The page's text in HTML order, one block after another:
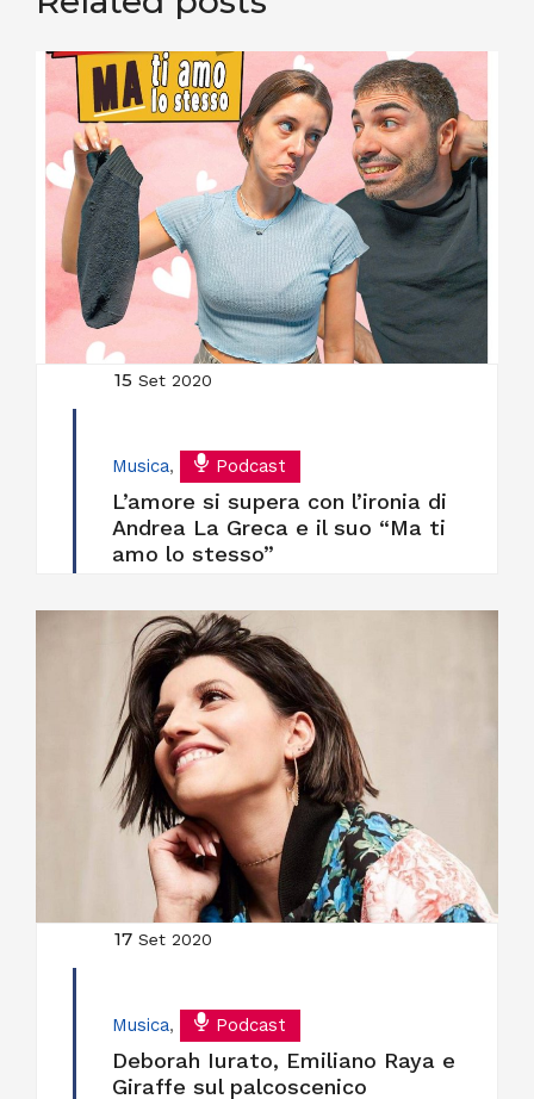
15 Set 2020
Musica, Podcast
L’amore si supera con l’ironia di
Andrea La Greca e il suo “Ma ti
amo lo stesso”
17 Set 2020
Musica, Podcast
Deborah Iurato, Emiliano Raya e
Giraffe sul palcoscenico